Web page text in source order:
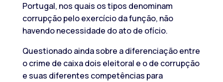
Portugal, nos quais os tipos denominam
corrupção pelo exercício da função, não
havendo necessidade do ato de ofício.
Questionado ainda sobre a diferenciação entre
o crime de caixa dois eleitoral e o de corrupção
e suas diferentes competências para